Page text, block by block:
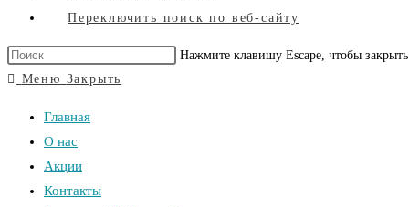
Переключить поиск по веб-сайту
Нажмите клавишу Escape, чтобы
Меню Закрыть
Главная
О нас
Акции
Контакты